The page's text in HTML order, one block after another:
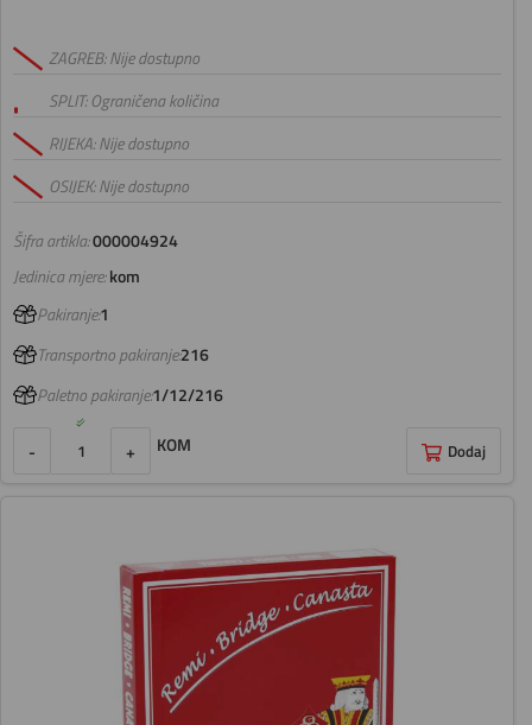
Šifra artikla:000004924
ZAGREB: Nije dostupno
SPLIT: Ograničena količina
RIJEKA: Nije dostupno
OSIJEK: Nije dostupno
Jedinica mjere:kom
Pakiranje:1
Transportno pakiranje:216
Paletno pakiranje:1/12/216
- + KOM Dodaj